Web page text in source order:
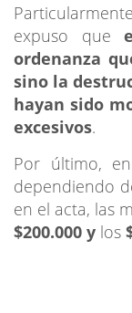
expuso que
ordenanza
sino la
hayan sido
excesivos.
Por último,
dependiendo
en el acta, las
$200.000 y los